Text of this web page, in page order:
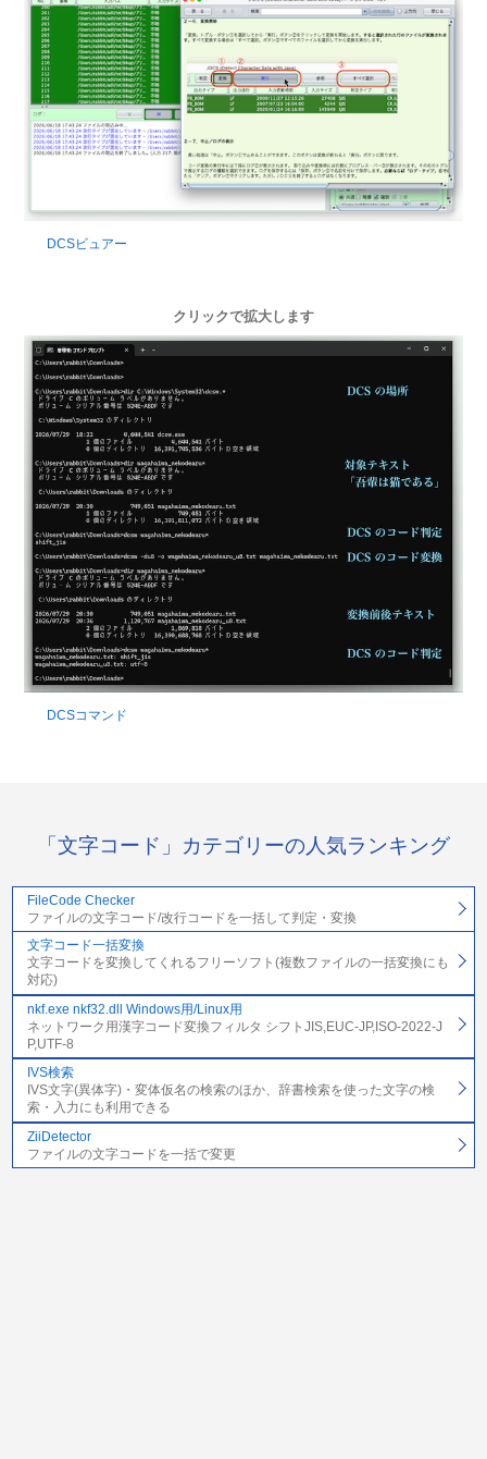
DCSビュアー
クリックで拡大します
DCSコマンド
「文字コード」カテゴリーの人気ランキング
FileCode Checker
ファイルの文字コード/改行コードを一括して判定・変換
文字コード一括変換
文字コードを変換してくれるフリーソフト(複数ファイルの一括変換にも
対応)
nkf.exe nkf32.dll Windows用/Linux用
ネットワーク用漢字コード変換フィルタ シフトJIS,EUC-JP,ISO-2022-J
P,UTF-8
IVS検索
IVS文字(異体字)・変体仮名の検索のほか、辞書検索を使った文字の検
索・入力にも利用できる
ZiiDetector
ファイルの文字コードを一括で変更